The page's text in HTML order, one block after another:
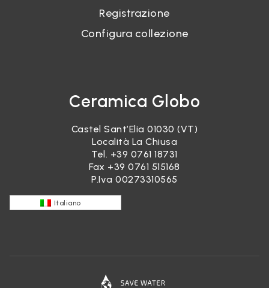
Registrazione
Configura collezione
Ceramica Globo
Castel Sant’Elia 01030 (VT)
Località La Chiusa
Tel. +39 0761 18731
Fax +39 0761 515168
P.Iva 00273310565
Italiano